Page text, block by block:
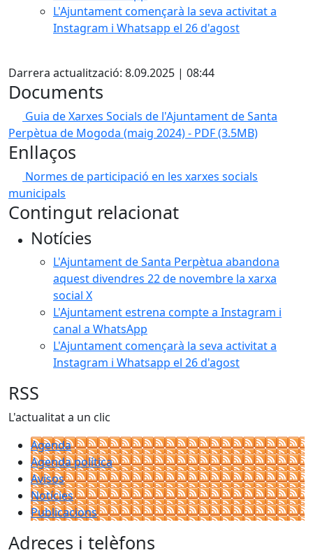
L'Ajuntament començarà la seva activitat a
Instagram i Whatsapp el 26 d'agost
Darrera actualització: 8.09.2025 | 08:44
Documents
Guia de Xarxes Socials de l'Ajuntament de Santa
Perpètua de Mogoda (maig 2024) - PDF(3.5MB)
Enllaços
Normes de participació en les xarxes socials
municipals
Contingut relacionat
Notícies
L'Ajuntament de Santa Perpètua abandona
aquest divendres 22 de novembre la xarxa
social X
L'Ajuntament estrena compte a Instagram i
canal a WhatsApp
L'Ajuntament començarà la seva activitat a
Instagram i Whatsapp el 26 d'agost
RSS
L'actualitat a un clic
Agenda
Agenda política
Avisos
Notícies
Publicacions
Adreces i telèfons